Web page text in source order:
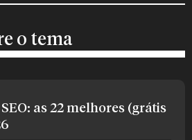
o tema
as 22 melhores (grátis